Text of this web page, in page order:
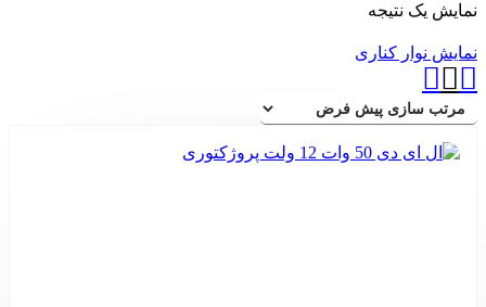
نمایش یک نتیجه
نمایش نوار کناری